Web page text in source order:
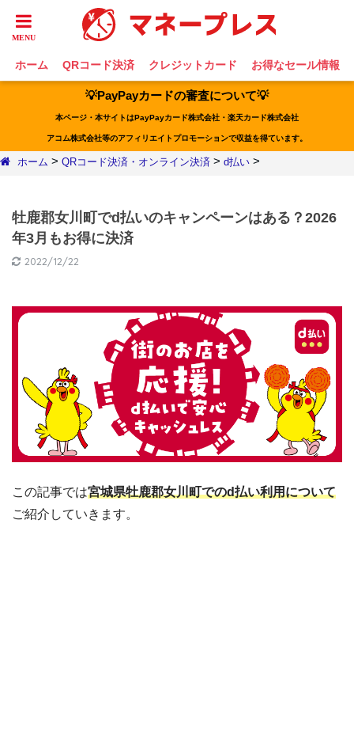
ホーム QRコード決済 クレジットカード お得なセール情報
💡PayPayカードの審査について💡
本ページ・本サイトはPayPayカード株式会社・楽天カード株式会社
アコム株式会社等のアフィリエイトプロモーションで収益を得ています。
ホーム > QRコード決済・オンライン決済 > d払い >
牡鹿郡女川町でd払いのキャンペーンはある？2026
年3月もお得に決済
2022/12/22
この記事では宮城県牡鹿郡女川町でのd払い利用について
ご紹介していきます。